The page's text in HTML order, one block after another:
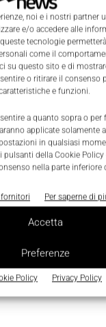
noi e i nostri partner
e/o accedere alle
tecnologie
come il
su questo sito e di
o ritirare il consenso
e funzioni.
a quanto sopra o per
applicate solamente
in qualsiasi
pulsanti della Cookie
nella parte inferiore
Per saperne di
Accetta
Preferenze
Policy Privacy Policy
di servizi
non è
alle esigenze
World Italia
di premiare
di tempi e